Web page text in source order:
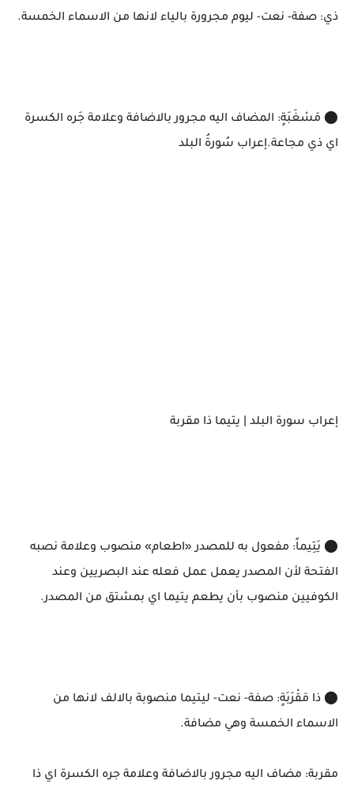
ذي: صفة- نعت- ليوم مجرورة بالياء لانها من الاسماء الخمسة.
⬤ مَسْغَبَةٍ: المضاف اليه مجرور بالاضافة وعلامة جَره الكسرة
اي ذي مجاعة.إعراب سُورةُ البلد
إعراب سورة البلد | يتيما ذا مقربة
⬤ يَتِيماً: مفعول به للمصدر «اطعام» منصوب وعلامة نصبه
الفتحة لأن المصدر يعمل عمل فعله عند البصريين وعند
الكوفيين منصوب بأن يطعم يتيما اي بمشتق من المصدر.
⬤ ذا مَقْرَبَةٍ: صفة- نعت- ليتيما منصوبة بالالف لانها من
الاسماء الخمسة وهي مضافة.
مقربة: مضاف اليه مجرور بالاضافة وعلامة جره الكسرة اي ذا